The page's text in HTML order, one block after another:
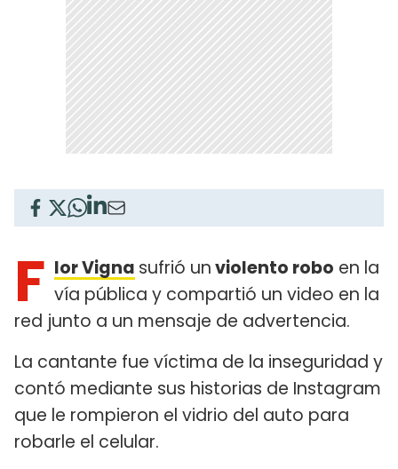
F lor Vigna sufrió unviolento robo en la
vía pública y compartió un video en la
red junto a un mensaje de advertencia.
La cantante fue víctima de la inseguridad y
contó mediante sus historias de Instagram
que le rompieron el vidrio del auto para
robarle el celular.